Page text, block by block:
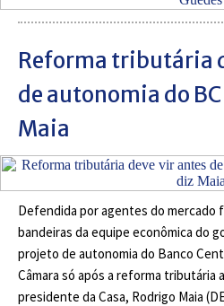
Reforma tributária
de autonomia do
Maia
Defendida por agentes do mercado
bandeiras da equipe econômica do
projeto de autonomia do Banco
Câmara só após a reforma tributária
presidente da Casa, Rodrigo Maia